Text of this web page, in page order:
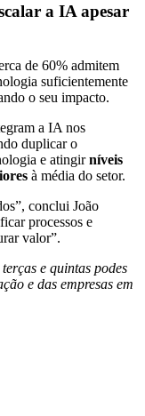
a IA apesar
de 60% admitem
suficientemente
o seu impacto.
a IA nos
duplicar o
e atingirníveis
à média do setor.
conclui João
processos e
valor”.
e quintas podes
e das empresas em